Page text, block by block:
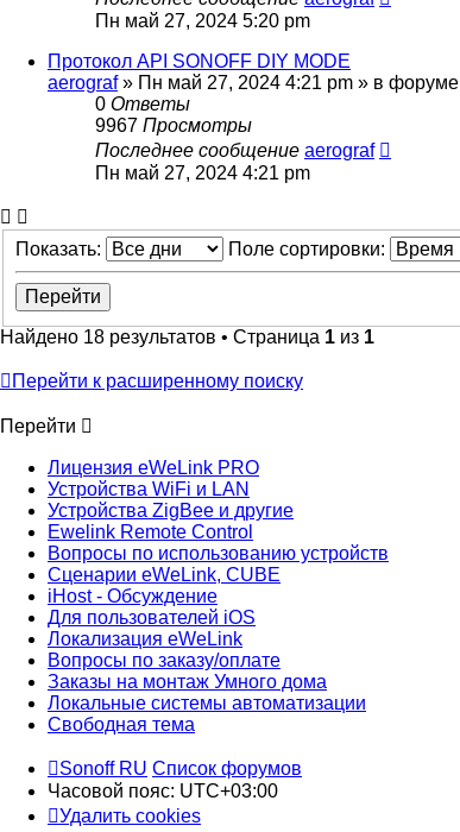
Пн май 27, 2024 5:20 pm
Протокол API SONOFF DIY MODE
aerograf» Пн май 27, 2024 4:21 pm » в форуме
0 Ответы
9967 Просмотры
Последнее сообщение aerograf
Пн май 27, 2024 4:21 pm
Показать: Поле сортировки:
Найдено 18 результатов • Страница 1 из 1
Перейти к расширенному поиску
Перейти
Лицензия eWeLink PRO
Устройства WiFi и LAN
Устройства ZigBee и другие
Ewelink Remote Control
Вопросы по использованию устройств
Сценарии eWeLink, CUBE
iHost - Обсуждение
Для пользователей iOS
Локализация eWeLink
Вопросы по заказу/оплате
Заказы на монтаж Умного дома
Локальные системы автоматизации
Свободная тема
Sonoff RU Список форумов
Часовой пояс: UTC+03:00
Удалить cookies